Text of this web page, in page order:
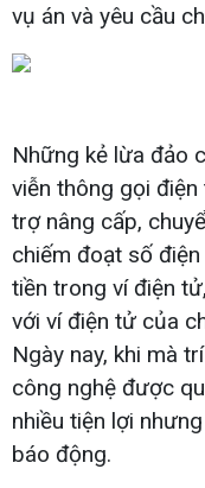
vụ án và yêu cầu
Những kẻ lừa đảo
viễn thông gọi
trợ nâng cấp,
chiếm đoạt số
tiền trong ví điện
với ví điện tử của
Ngày nay, khi mà
công nghệ được
nhiều tiện lợi
báo động.